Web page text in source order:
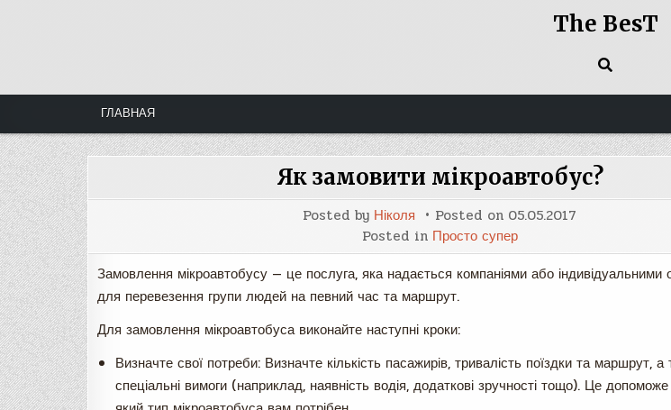
The BesT
ГЛАВНАЯ
Як замовити мікроавтобус?
Posted by Ніколя Posted on 05.05.2017
Posted in Просто супер
Замовлення мікроавтобусу — це послуга, яка надається компаніями або
для перевезення групи людей на певний час та маршрут.
Для замовлення мікроавтобуса виконайте наступні кроки:
Визначте свої потреби: Визначте кількість пасажирів, тривалість поїздки та маршрут,
спеціальні вимоги (наприклад, наявність водія, додаткові зручності тощо). Це